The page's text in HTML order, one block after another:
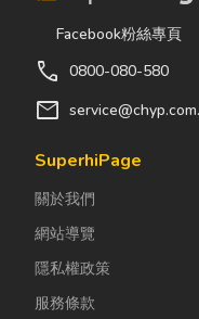
Facebook粉絲專頁
call 0800-080-580
mail
SuperhiPage
關於我們
網站導覽
隱私權政策
服務條款